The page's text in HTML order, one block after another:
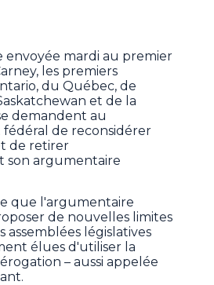
envoyée mardi au premier
les premiers
du Québec, de
et de la
demandent au
de reconsidérer
de retirer
son argumentaire
que l'argumentaire
de nouvelles limites
assemblées législatives
élues d'utiliser la
– aussi appelée